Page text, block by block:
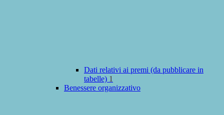
Dati relativi ai premi (da pubblicare in
tabelle) 1
Benessere organizzativo